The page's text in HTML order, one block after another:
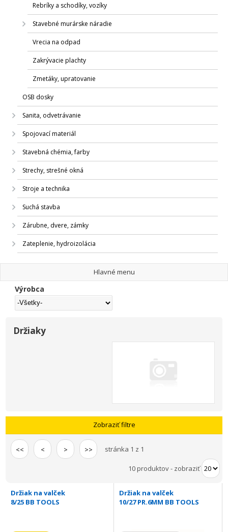
Rebríky a schodíky, vozíky
Stavebné murárske náradie
Vrecia na odpad
Zakrývacie plachty
Zmetáky, upratovanie
OSB dosky
Sanita, odvetrávanie
Spojovací materiál
Stavebná chémia, farby
Strechy, strešné okná
Stroje a technika
Suchá stavba
Zárubne, dvere, zámky
Zateplenie, hydroizolácia
Hlavné menu
Výrobca
Držiaky
Zobraziť filtre
<< < > >> stránka 1 z 1
10 produktov- zobraziť
Držiak na valček
8/25 BB TOOLS
Držiak na valček
10/27 PR.6MM BB TOOLS